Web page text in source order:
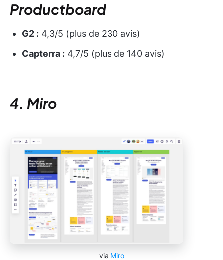
Productboard
G2 : 4,3/5 (plus de 230 avis)
Capterra : 4,7/5 (plus de 140 avis)
4. Miro
via Miro